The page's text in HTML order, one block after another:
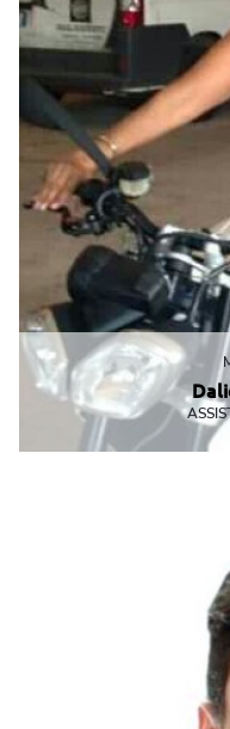
Non le sfugge mai nulla e